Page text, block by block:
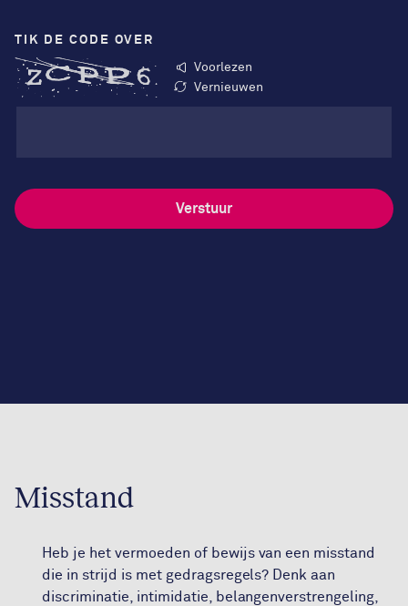
TIK DE CODE OVER
Voorlezen
Vernieuwen
Verstuur
Misstand
Heb je het vermoeden of bewijs van een misstand
die in strijd is met gedragsregels? Denk aan
discriminatie, intimidatie, belangenverstrengeling,